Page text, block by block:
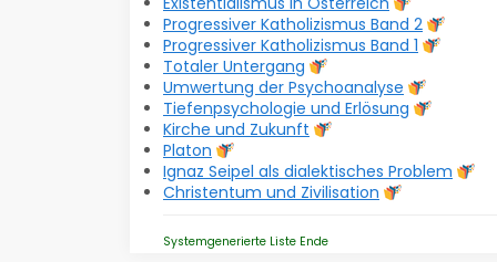
Progressiver Katholizismus Band 2
Progressiver Katholizismus Band 1
Totaler Untergang
Umwertung der Psychoanalyse
Tiefenpsychologie und Erlösung
Kirche und Zukunft
Platon
Ignaz Seipel als dialektisches Problem
Christentum und Zivilisation
Systemgenerierte Liste Ende